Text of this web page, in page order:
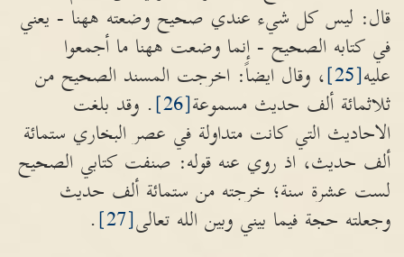
قال: ليس كل شيء عندي صحيح وضعته ههنا - يعني
في كتابه الصحيح - إنما وضعت ههنا ما أجمعوا
عليه[25]
، وقال ايضاً: اخرجت المسند الصحيح من
ثلاثمائة ألف حديث مسموعة[26]
. وقد بلغت
الاحاديث التي كانت متداولة في عصر البخاري ستمائة
ألف حديث، اذ روي عنه قوله: صنفت كتابي الصحيح
لست عشرة سنة؛ خرجته من ستمائة ألف حديث
وجعلته حجة فيما بيني وبين الله تعالى[27]
.